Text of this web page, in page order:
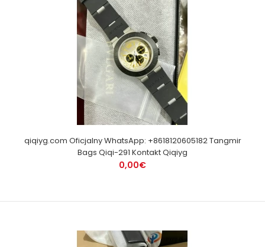
qiqiyg.com Oficjalny WhatsApp: +8618120605182 Tangmir
Bags Qiqi-291 Kontakt Qiqiyg
0,00€